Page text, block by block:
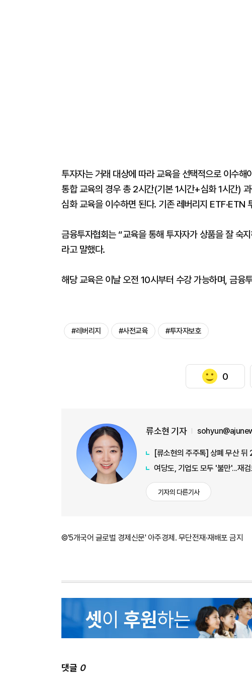
투자자는 거래 대상에 따라 교육을 선택적으로 이수해
통합 교육의 경우 총 2시간(기본 1시간+심화 1시간)
심화 교육을 이수하면 된다. 기존 레버리지 ETF·ETN
금융투자협회는 “교육을 통해 투자자가 상품을 잘 숙
라고 말했다.
해당 교육은 이날 오전 10시부터 수강 가능하며, 금융
#레버리지 #사전교육 #투자자보호
0
류소현 기자
[류소현의 주주톡] 상폐 무산
여당도, 기업도 모두 '불만'...재
기자의 다른기사
©'5개국어 글로벌 경제신문' 아주경제. 무단전재·재배포 금지
댓글 0